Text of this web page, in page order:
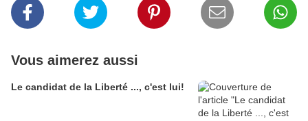
Vous aimerez aussi
Le candidat de la Liberté ..., c'est lui!